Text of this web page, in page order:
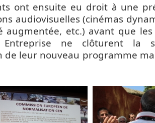
ont ensuite eu droit à une
audiovisuelles (cinémas
augmentée, etc.) avant que
Entreprise ne clôturent la
de leur nouveau programme